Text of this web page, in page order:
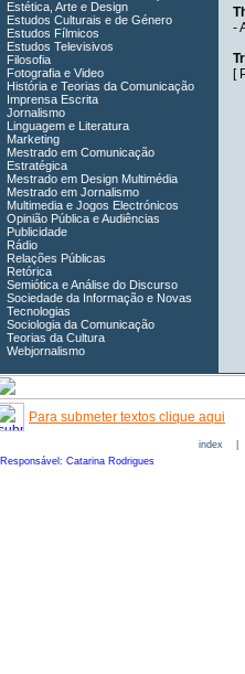
Estética, Arte e Design
Estudos Culturais e de Género
Estudos Fílmicos
Estudos Televisivos
Filosofia
Fotografia e Video
História e Teorias da Comunicação
Imprensa Escrita
Jornalismo
Linguagem e Literatura
Marketing
Mestrado em Comunicação
Estratégica
Mestrado em Design Multimédia
Mestrado em Jornalismo
Multimedia e Jogos Electrónicos
Opinião Pública e Audiências
Publicidade
Rádio
Relações Públicas
Retórica
Semiótica e Análise do Discurso
Sociedade da Informação e Novas
Tecnologias
Sociologia da Comunicação
Teorias da Cultura
Webjornalismo
-
[
Para submeter textos clique aqui
index|